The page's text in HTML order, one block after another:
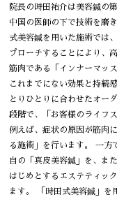
院長の時田祐介は美容鍼の
中国の医師の下で技術を磨
式美容鍼を用いた施術では
プローチすることにより、
筋肉である「インナーマッ
これまでにない効果と持続
とりひとりに合わせたオー
段階で、「お客様のライフ
例えば、症状の原因が筋肉
る施術」を行います。 一方
自の「真皮美容鍼」を、ま
はじめとするエステティッ
ます。 「時田式美容鍼」を